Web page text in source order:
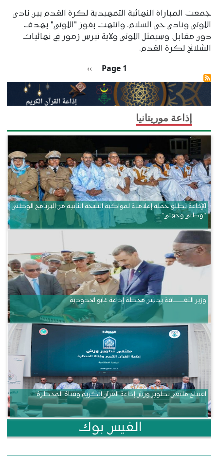
جمعت المباراة النهائية التمهيدية لكرة القدم بين نادي
اللوتي ونادي حي السلام. وانتهت بفوز "اللوتي" بهدف
دون مقابل. وسيمثل اللوتي ولاية تيرس زمور في نهائيات
الشلانج لكرة القدم.
Page 1 الصفحة التالية
››
إذاعة موريتانيا
الإذاعة تطلق حملة إعلامية لمواكبة النسخة الثانية من البرنامج الوطني
“وطني وجهتي”
وزير الثقــــــــــافة يدشن محطة إذاعة غابو الحدودية
افتتاح ملتقى تطوير ورش إذاعة القرآن الكريم وقناة المحظرة
الفيس بوك